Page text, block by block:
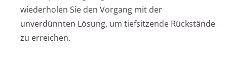
wiederholen Sie den Vorgang mit der
unverdünnten Lösung, um tiefsitzende Rückstände
zu erreichen.